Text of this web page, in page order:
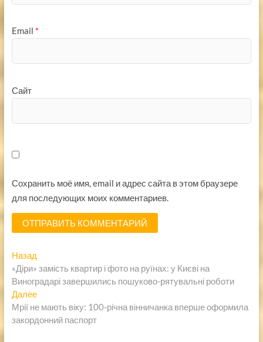
Email *
Сайт
Сохранить моё имя, email и адрес сайта в этом браузере
для последующих моих комментариев.
Навигация
по
записям
НазадПредыдущая
запись:
«Діри» замість квартир і фото на руїнах: у Києві на
Виноградарі завершились пошуково-рятувальні роботи
ДалееСледующая
запись:
Мрії не мають віку: 100-річна вінничанка вперше оформила
закордонний паспорт